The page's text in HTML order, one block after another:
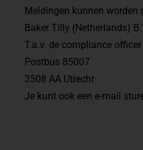
Meldingen kunnen worden
Baker Tilly (Netherlands)
T.a.v. de compliance officer
Postbus 85007
3508 AA Utrecht
Je kunt ook een e-mail